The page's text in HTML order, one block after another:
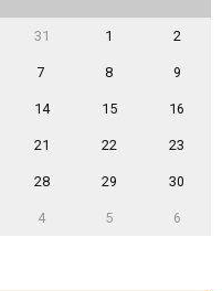
31 1 2
7 8 9
14 15 16
21 22 23
28 29 30
4 5 6